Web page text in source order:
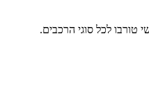
טורבו לכל סוגי הרכבים.